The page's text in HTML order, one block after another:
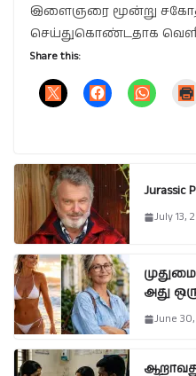
இளைஞரை மூன்று
செய்துகொண்டதாக
Share this:
July 13,
அது
June